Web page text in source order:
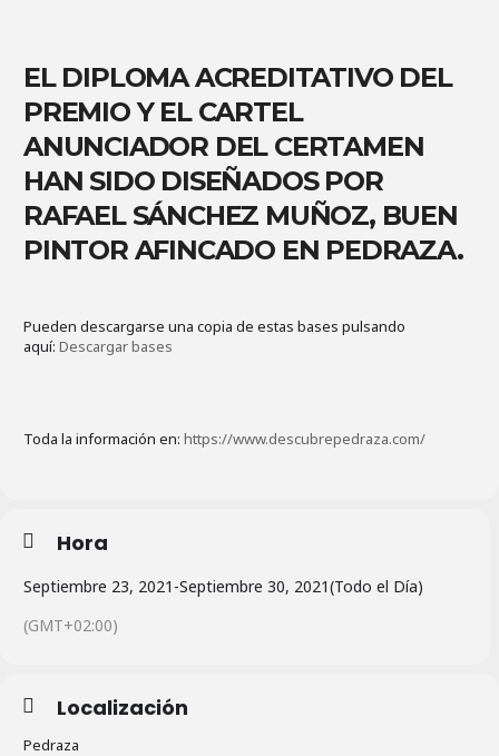
EL DIPLOMA ACREDITATIVO DEL
PREMIO Y EL CARTEL
ANUNCIADOR DEL CERTAMEN
HAN SIDO DISEÑADOS POR
RAFAEL SÁNCHEZ MUÑOZ, BUEN
PINTOR AFINCADO EN PEDRAZA.
Pueden descargarse una copia de estas bases pulsando
aquí: Descargar bases
Toda la información en: https://www.descubrepedraza.com/
Hora
Septiembre 23, 2021 -Septiembre 30, 2021(Todo el Día)
(GMT+02:00)
Localización
Pedraza